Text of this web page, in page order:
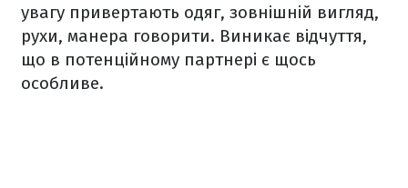
увагу привертають одяг, зовнішній вигляд,
рухи, манера говорити. Виникає відчуття,
що в потенційному партнері є щось
особливе.